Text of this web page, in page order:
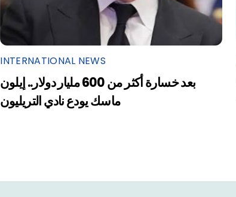
INTERNATIONAL NEWS
بعد خسارة أكثر من 600 مليار دولار.. إيلون
ماسك يودع نادي التريليون